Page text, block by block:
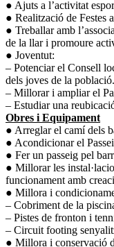
● Ajuts a l’activitat
● Realització de Festes
● Treballar amb
de la llar i promoure
● Joventut:
– Potenciar el Consell
dels joves de la població.
– Millorar i ampliar el
– Estudiar una
Obres i Equipament
● Arreglar el camí dels
● Acondicionar el
● Fer un passeig pel
● Millorar les
funcionament amb
● Millora i
– Cobriment de la
– Pistes de fronton i
– Circuit footing
● Millora i conservació